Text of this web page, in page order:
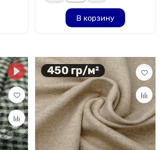
В корзину
450 гр/м²